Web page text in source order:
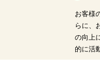
お客様
らに、
の向上
的に活